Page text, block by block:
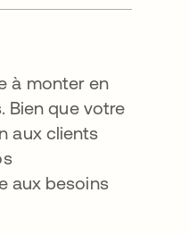
à monter en
Bien que votre
aux clients
aux besoins